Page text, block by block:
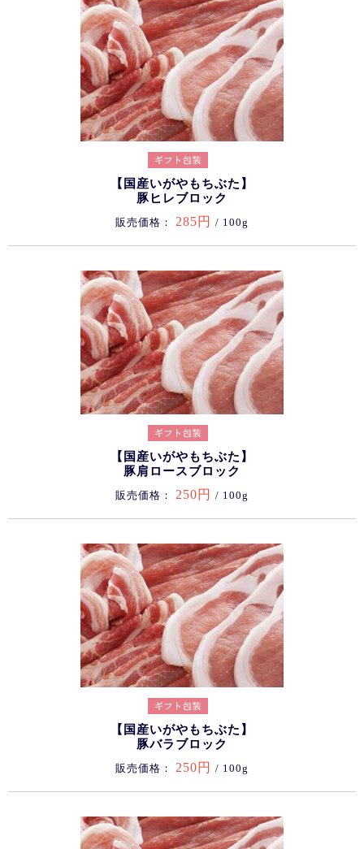
【国産いがやもちぶた】
豚ヒレブロック
販売価格： 285円 / 100g
【国産いがやもちぶた】
豚肩ロースブロック
販売価格： 250円 / 100g
【国産いがやもちぶた】
豚バラブロック
販売価格： 250円 / 100g